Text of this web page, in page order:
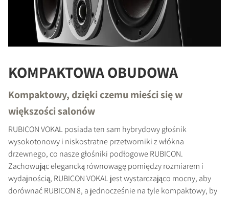
KOMPAKTOWA OBUDOWA
Kompaktowy, dzięki czemu mieści się w
większości salonów
RUBICON VOKAL posiada ten sam hybrydowy głośnik
wysokotonowy i niskostratne przetworniki z włókna
drzewnego, co nasze głośniki podłogowe RUBICON.
Zachowując elegancką równowagę pomiędzy rozmiarem i
wydajnością, RUBICON VOKAL jest wystarczająco mocny, aby
dorównać RUBICON 8, a jednocześnie na tyle kompaktowy, by
ZAREJESTRUJ SIĘ, ABY
POBRAĆ